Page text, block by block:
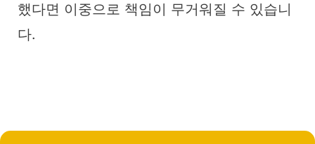
했다면 이중으로 책임이 무거워질 수 있습니
다.